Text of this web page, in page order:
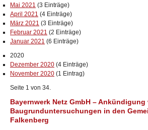
Mai 2021 (3 Einträge)
April 2021 (4 Einträge)
März 2021 (3 Einträge)
Februar 2021 (2 Einträge)
Januar 2021 (6 Einträge)
2020
Dezember 2020 (4 Einträge)
November 2020 (1 Eintrag)
Seite 1 von 34.
Bayernwerk Netz GmbH – Ankündigung
Baugrunduntersuchungen in den
Falkenberg